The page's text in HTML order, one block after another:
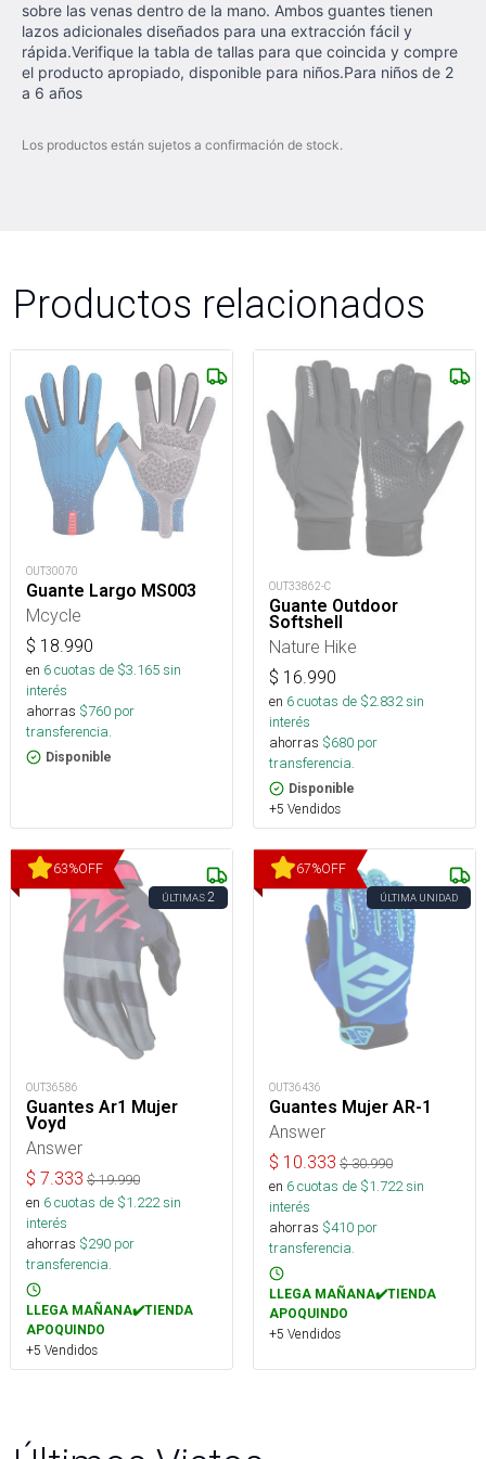
sobre las venas dentro de la mano. Ambos guantes tienen
lazos adicionales diseñados para una extracción fácil y
rápida.Verifique la tabla de tallas para que coincida y compre
el producto apropiado, disponible para niños.Para niños de 2
a 6 años
Los productos están sujetos a confirmación de stock.
Productos relacionados
OUT30070
Guante Largo MS003
Mcycle
$ 18.990
en 6cuotas de $3.165sin
interés
ahorras $760 por
transferencia.
Disponible
OUT33862-C
Guante Outdoor
Softshell
Nature Hike
$ 16.990
en 6cuotas de $2.832sin
interés
ahorras $680 por
transferencia.
Disponible
+5 Vendidos
63%OFF
ÚLTIMAS2
OUT36586
Guantes Ar1 Mujer
Voyd
Answer
$ 7.333 $19.990
en 6cuotas de $1.222sin
interés
ahorras $290 por
transferencia.
LLEGA MAÑANA✔️TIENDA
APOQUINDO
+5 Vendidos
67%OFF
ÚLTIMA UNIDAD
OUT36436
Guantes Mujer AR-1
Answer
$ 10.333 $30.990
en 6cuotas de $1.722sin
interés
ahorras $410 por
transferencia.
LLEGA MAÑANA✔️TIENDA
APOQUINDO
+5 Vendidos